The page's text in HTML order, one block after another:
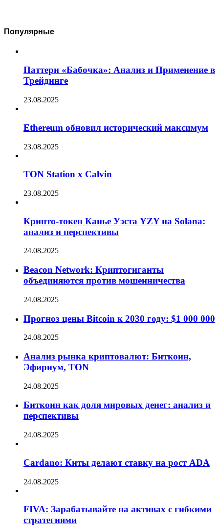
Популярные
Паттерн «Бабочка»: Анализ и Применение в
Трейдинге
23.08.2025
Ethereum обновил исторический максимум
23.08.2025
TON Station x Calvin
23.08.2025
Крипто-токен Канье Уэста YZY на Solana:
анализ и перспективы
24.08.2025
Beacon Network: Криптогиганты
объединяются против мошенничества
24.08.2025
Прогноз цены Bitcoin к 2030 году: $1 000 000
24.08.2025
Анализ рынка криптовалют: Биткоин,
Эфириум, TON
24.08.2025
Биткоин как доля мировых денег: анализ и
перспективы
24.08.2025
Cardano: Киты делают ставку на рост ADA
24.08.2025
FIVA: Зарабатывайте на активах с гибкими
стратегиями